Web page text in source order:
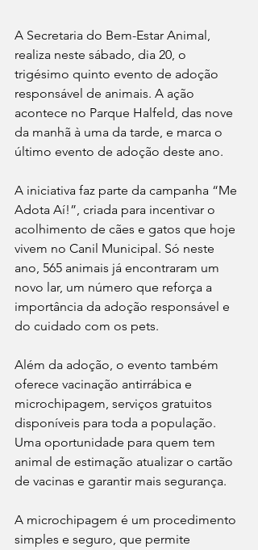
A Secretaria do Bem-Estar Animal,
realiza neste sábado, dia 20, o
trigésimo quinto evento de adoção
responsável de animais. A ação
acontece no Parque Halfeld, das nove
da manhã à uma da tarde, e marca o
último evento de adoção deste ano.
A iniciativa faz parte da campanha “Me
Adota Aí!”, criada para incentivar o
acolhimento de cães e gatos que hoje
vivem no Canil Municipal. Só neste
ano, 565 animais já encontraram um
novo lar, um número que reforça a
importância da adoção responsável e
do cuidado com os pets.
Além da adoção, o evento também
oferece vacinação antirrábica e
microchipagem, serviços gratuitos
disponíveis para toda a população.
Uma oportunidade para quem tem
animal de estimação atualizar o cartão
de vacinas e garantir mais segurança.
A microchipagem é um procedimento
simples e seguro, que permite